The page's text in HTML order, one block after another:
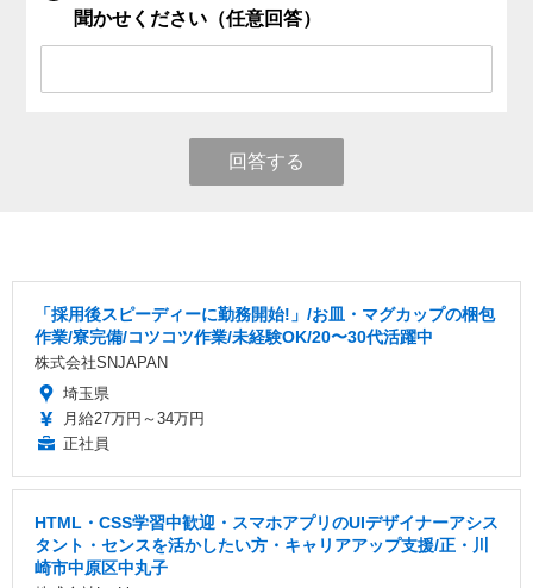
聞かせください（任意回答）
回答する
「採用後スピーディーに勤務開始!」/お皿・マグカップの梱包
作業/寮完備/コツコツ作業/未経験OK/20〜30代活躍中
株式会社SNJAPAN
埼玉県
月給27万円～34万円
正社員
HTML・CSS学習中歓迎・スマホアプリのUIデザイナーアシス
タント・センスを活かしたい方・キャリアアップ支援/正・川
崎市中原区中丸子